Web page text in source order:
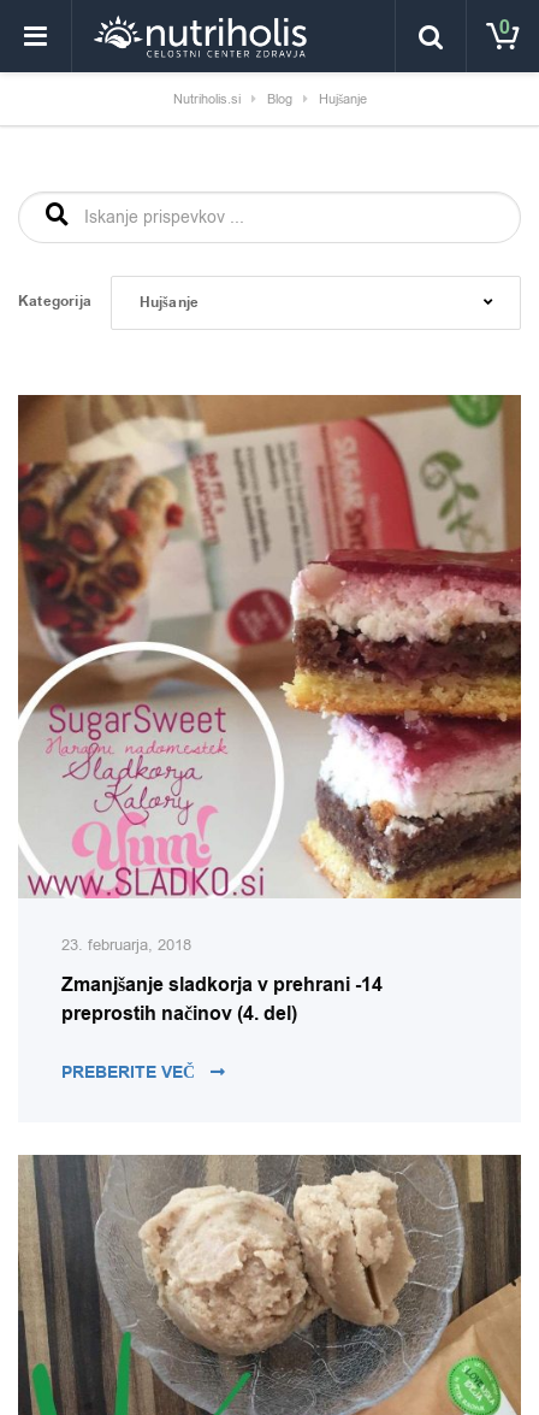
0
Nutriholis.si Blog Hujšanje
Išči:
Kategorija Hujšanje
23. februarja, 2018
Zmanjšanje sladkorja v prehrani -14
preprostih načinov (4. del)
PREBERITE VEČ ZMANJŠANJE SLADKORJA V